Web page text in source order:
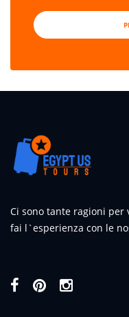
Ci sono tante ragioni per
fai l`esperienza con le